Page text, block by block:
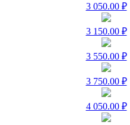
3 050.00 ₽
3 150.00 ₽
3 550.00 ₽
3 750.00 ₽
4 050.00 ₽